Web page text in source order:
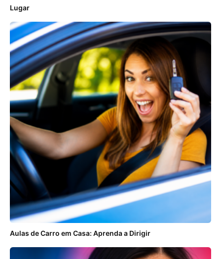
Lugar
Aulas de Carro em Casa: Aprenda a Dirigir